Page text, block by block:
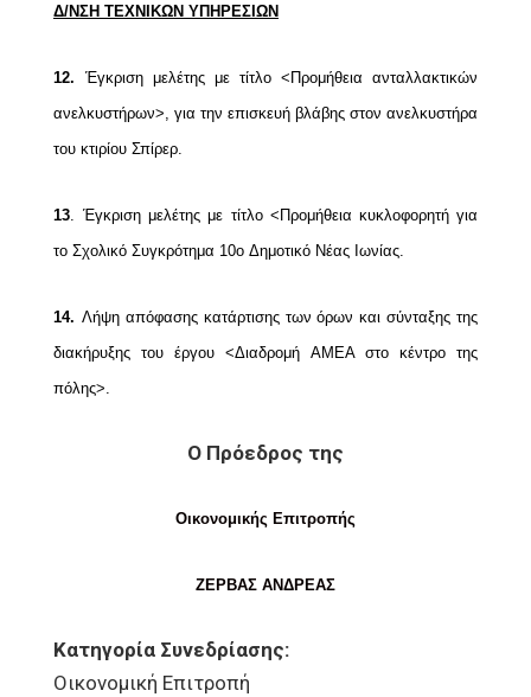
Δ/ΝΣΗ ΤΕΧΝΙΚΩΝ ΥΠΗΡΕΣΙΩΝ
12.
Έγκριση μελέτης με τίτλο <Προμήθεια ανταλλακτικών
ανελκυστήρων>, για την επισκευή βλάβης στον ανελκυστήρα
του κτιρίου Σπίρερ.
13. Έγκριση μελέτης με τίτλο <Προμήθεια κυκλοφορητή για
το Σχολικό Συγκρότημα 10ο Δημοτικό Νέας Ιωνίας.
14. Λήψη απόφασης κατάρτισης των όρων και σύνταξης της
διακήρυξης του έργου <Διαδρομή ΑΜΕΑ στο κέντρο της
πόλης>.
Ο Πρόεδρος της
Οικονομικής Επιτροπής
ΖΕΡΒΑΣ ΑΝΔΡΕΑΣ
Κατηγορία Συνεδρίασης:
Οικονομική Επιτροπή